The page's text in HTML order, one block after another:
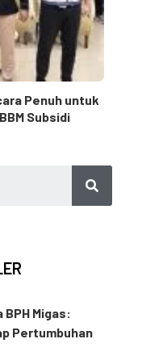
Penuh untuk
Subsidi
BPH Migas:
Pertumbuhan